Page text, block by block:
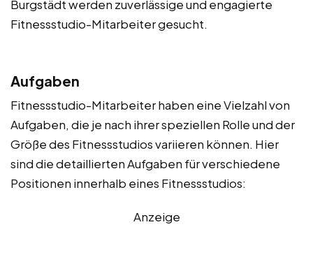
Burgstädt werden zuverlässige und engagierte
Fitnessstudio-Mitarbeiter gesucht.
Aufgaben
Fitnessstudio-Mitarbeiter haben eine Vielzahl von
Aufgaben, die je nach ihrer speziellen Rolle und der
Größe des Fitnessstudios variieren können. Hier
sind die detaillierten Aufgaben für verschiedene
Positionen innerhalb eines Fitnessstudios:
Anzeige